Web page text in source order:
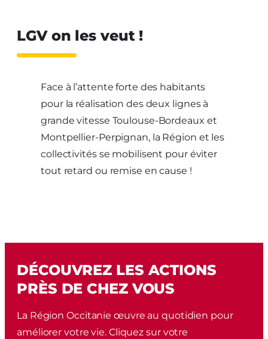
LGV on les veut !
Face à l’attente forte des habitants
pour la réalisation des deux lignes à
grande vitesse Toulouse-Bordeaux et
Montpellier-Perpignan, la Région et les
collectivités se mobilisent pour éviter
tout retard ou remise en cause !
DÉCOUVREZ LES ACTIONS
PRÈS DE CHEZ VOUS
La Région Occitanie œuvre au quotidien pour
améliorer votre vie. Cliquez sur votre